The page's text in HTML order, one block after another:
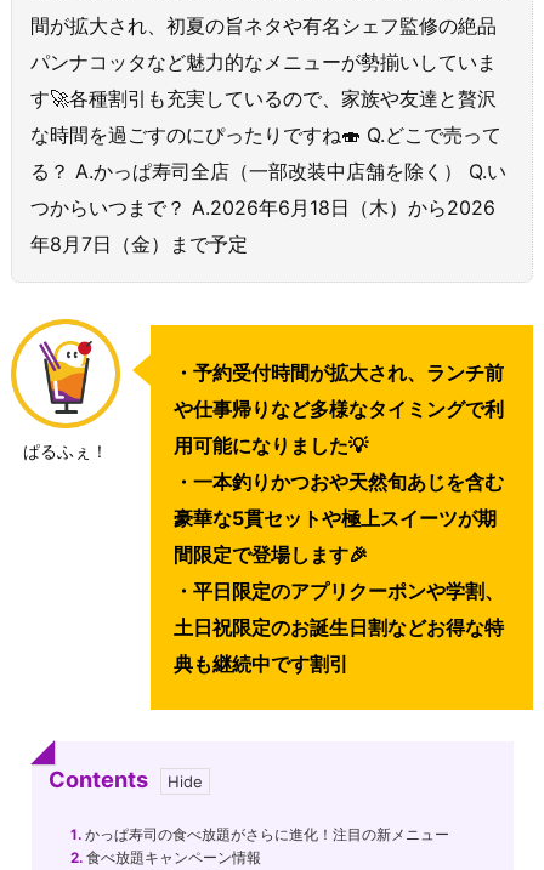
間が拡大され、初夏の旨ネタや有名シェフ監修の絶品
パンナコッタなど魅力的なメニューが勢揃いしていま
す🚀各種割引も充実しているので、家族や友達と贅沢
な時間を過ごすのにぴったりですね🍣 Q.どこで売って
る？ A.かっぱ寿司全店（一部改装中店舗を除く） Q.い
つからいつまで？ A.2026年6月18日（木）から2026
年8月7日（金）まで予定
ぱるふぇ！
・予約受付時間が拡大され、ランチ前
や仕事帰りなど多様なタイミングで利
用可能になりました💡
・一本釣りかつおや天然旬あじを含む
豪華な5貫セットや極上スイーツが期
間限定で登場します🎉
・平日限定のアプリクーポンや学割、
土日祝限定のお誕生日割などお得な特
典も継続中です割引
Contents
1.かっぱ寿司の食べ放題がさらに進化！注目の新メニュー
2.食べ放題キャンペーン情報